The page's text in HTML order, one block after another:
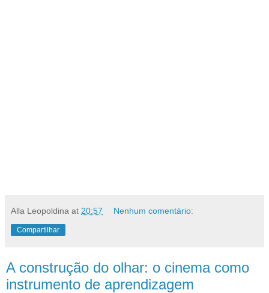
Alla Leopoldina at 20:57 Nenhum comentário:
Compartilhar
A construção do olhar: o cinema como
instrumento de aprendizagem